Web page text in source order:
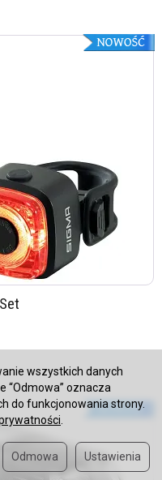
wszystkich danych
“Odmowa” oznacza
do funkcjonowania strony.
Ustawienia
Odmowa